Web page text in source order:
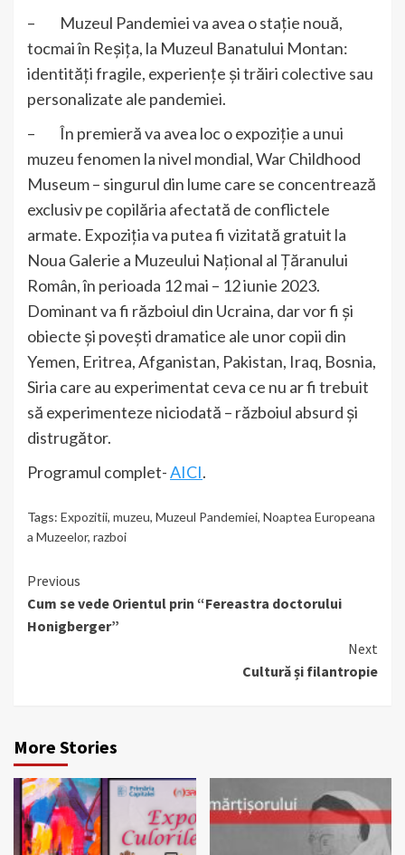
– Muzeul Pandemiei va avea o stație nouă,
tocmai în Reșița, la Muzeul Banatului Montan:
identități fragile, experiențe și trăiri colective sau
personalizate ale pandemiei.
– În premieră va avea loc o expoziție a unui
muzeu fenomen la nivel mondial, War Childhood
Museum – singurul din lume care se concentrează
exclusiv pe copilăria afectată de conflictele
armate. Expoziția va putea fi vizitată gratuit la
Noua Galerie a Muzeului Național al Țăranului
Român, în perioada 12 mai – 12 iunie 2023.
Dominant va fi războiul din Ucraina, dar vor fi și
obiecte și povești dramatice ale unor copii din
Yemen, Eritrea, Afganistan, Pakistan, Iraq, Bosnia,
Siria care au experimentat ceva ce nu ar fi trebuit
să experimenteze niciodată – războiul absurd și
distrugător.
Programul complet-AICI.
Tags: Expozitii, muzeu, Muzeul Pandemiei, Noaptea Europeana
a Muzeelor, razboi
Continue
Reading
Previous
Cum se vede Orientul prin “Fereastra doctorului
Honigberger”
Next
Cultură și filantropie
More Stories